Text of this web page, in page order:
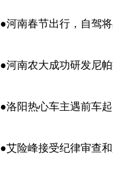
●河南春节出行，自驾
●河南农大成功研发尼
●洛阳热心车主遇前车
●艾险峰接受纪律审查